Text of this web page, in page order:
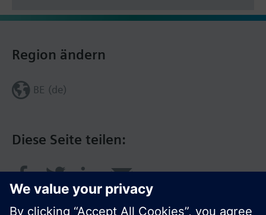
Diese Seite teilen:
Region ändern
BE (de)